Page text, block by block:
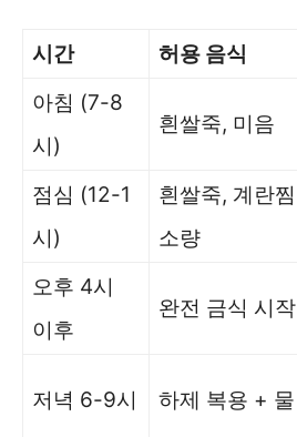
시간 허용 음식
아침 (7-8
시)
흰쌀죽, 미음
점심 (12-1
시)
흰쌀죽, 계란찜
소량
오후 4시
이후
완전 금식 시작
저녁 6-9시 하제 복용 + 물